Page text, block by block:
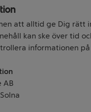
att alltid ge Dig rätt
kan ske över tid
informationen
AB